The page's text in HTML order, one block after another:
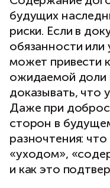
будущих
риски. Если в
обязанности или
может привести
ожидаемой доли
доказывать, что
Даже при
сторон в
разночтения:
«уходом»,
и как это